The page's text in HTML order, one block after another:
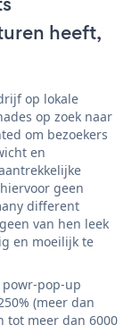
heeft,
op lokale
op zoek naar
om bezoekers
en
geen
different
van hen leek
en moeilijk te
pop-up
(meer dan
tot meer dan 6000